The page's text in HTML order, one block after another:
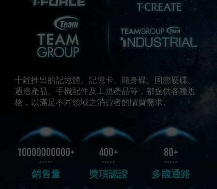
十銓推出的記憶體、記憶卡、隨身碟、固態硬碟、
週邊產品、手機配件及工規產品等，都提供各種規
格，以滿足不同領域之消費者的購買需求。
10000000000+
銷售量
400+
獎項認證
80+
多國通路